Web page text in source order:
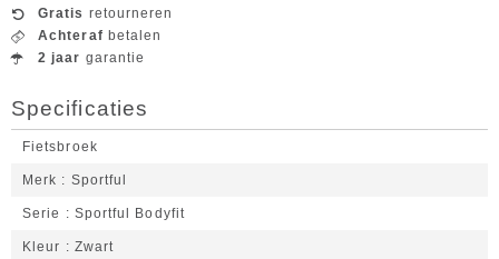
Gratis retourneren
Achteraf betalen
2 jaar garantie
Specificaties
Fietsbroek
Merk Sportful
Serie Sportful Bodyfit
Kleur Zwart